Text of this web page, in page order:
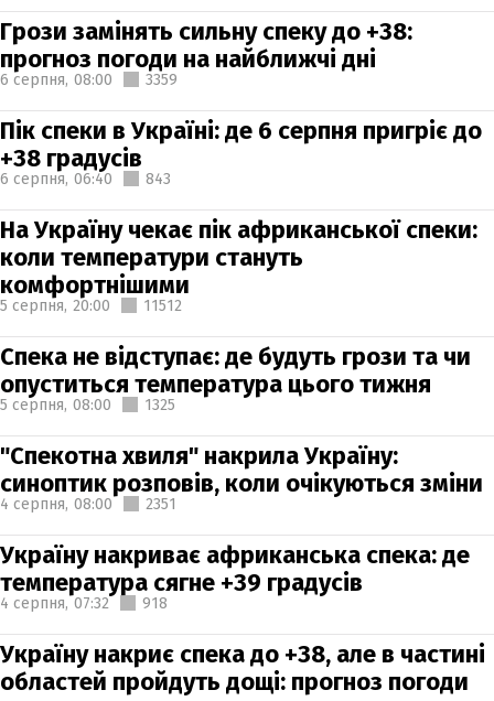
Грози замінять сильну спеку до +38:
прогноз погоди на найближчі дні
6 серпня, 08:00 3359
Пік спеки в Україні: де 6 серпня пригріє до
+38 градусів
6 серпня, 06:40 843
На Україну чекає пік африканської спеки:
коли температури стануть
комфортнішими
5 серпня, 20:00 11512
Спека не відступає: де будуть грози та чи
опуститься температура цього тижня
5 серпня, 08:00 1325
"Спекотна хвиля" накрила Україну:
синоптик розповів, коли очікуються зміни
4 серпня, 08:00 2351
Україну накриває африканська спека: де
температура сягне +39 градусів
4 серпня, 07:32 918
Україну накриє спека до +38, але в частині
областей пройдуть дощі: прогноз погоди